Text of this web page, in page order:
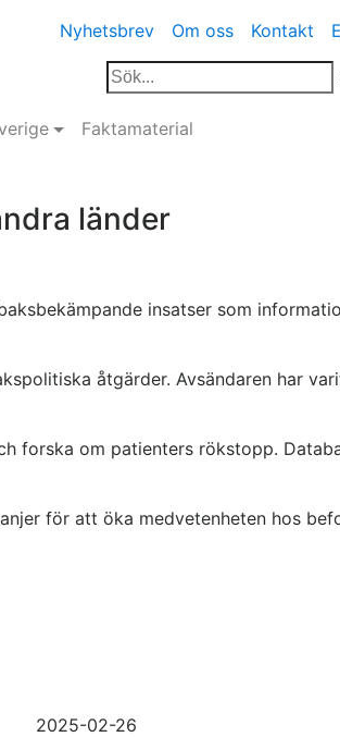
Nyhetsbrev Om oss Kontakt
Faktamaterial
länder
insatser som
åtgärder. Avsändaren har
forska om patienters rökstopp.
för att öka medvetenheten hos
2025-02-26